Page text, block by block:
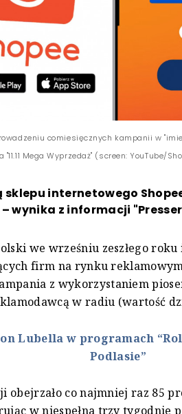
comiesięcznych kampanii w
Mega Wyprzedaż" (screen: YouTube/
internetowego
wynika z informacji
we wrześniu zeszłego
firm na rynku
z wykorzystaniem
w radiu (wartość
Lubella w programach
Podlasie”
obejrzało co najmniej raz 85
w niespełna trzy tygodnie